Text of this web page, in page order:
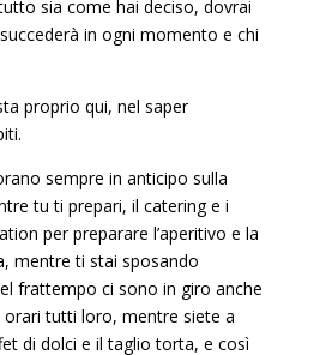
sia come hai deciso, dovrai
in ogni momento e chi
proprio qui, nel saper
sempre in anticipo sulla
tu ti prepari, il catering e i
per preparare l’aperitivo e la
mentre ti stai sposando
frattempo ci sono in giro anche
tutti loro, mentre siete a
di dolci e il taglio torta, e così